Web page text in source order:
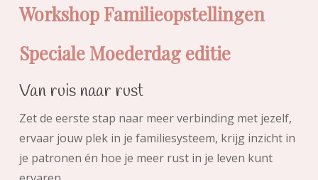
Workshop Familieopstellingen
Speciale Moederdag editie
Van ruis naar rust
Zet de eerste stap naar meer verbinding met jezelf,
ervaar jouw plek in je familiesysteem, krijg inzicht in
je patronen én hoe je meer rust in je leven kunt